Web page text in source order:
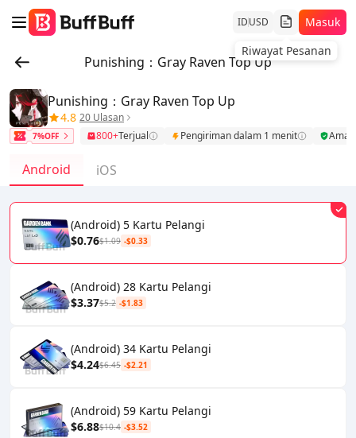
IDUSD
Riwayat Pesanan
Masuk
Punishing：Gray Raven Top Up
Punishing：Gray Raven Top Up
4.8 20 Ulasan
7%OFF 800+Terjual Pengiriman dalam 1 menit Aman
Android iOS
(Android) 5 Kartu Pelangi
$0.76$1.09 -$0.33
(Android) 28 Kartu Pelangi
$3.37$5.2 -$1.83
(Android) 34 Kartu Pelangi
$4.24$6.45 -$2.21
(Android) 59 Kartu Pelangi
$6.88$10.4 -$3.52